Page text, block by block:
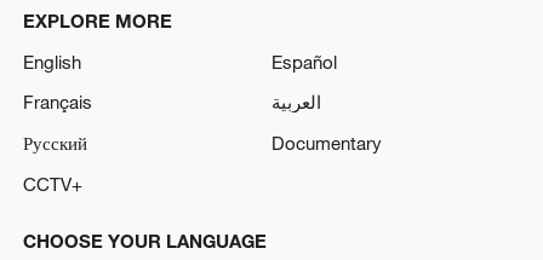
EXPLORE MORE
English
Español
Français
العربية
Русский
Documentary
CCTV+
CHOOSE YOUR LANGUAGE